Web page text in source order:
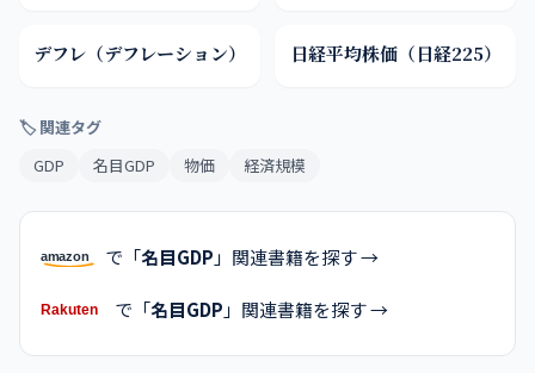
デフレ（デフレーション） 日経平均株価（日経225）
🏷 関連タグ
GDP
名目GDP 物価 経済規模
で「名目GDP 」関連書籍を探す →
で「名目GDP 」関連書籍を探す →